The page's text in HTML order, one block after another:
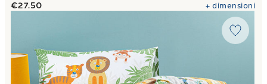
€27.50 +dimensioni
Completo Copripiumino tropical in Cotone 50X80